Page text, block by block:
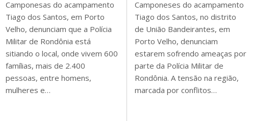
Camponesas do acampamento
Tiago dos Santos, em Porto
Velho, denunciam que a Polícia
Militar de Rondônia está
sitiando o local, onde vivem 600
famílias, mais de 2.400
pessoas, entre homens,
mulheres e…
Camponeses do acampamento
Tiago dos Santos, no distrito
de União Bandeirantes, em
Porto Velho, denunciam
estarem sofrendo ameaças por
parte da Polícia Militar de
Rondônia. A tensão na região,
marcada por conflitos…